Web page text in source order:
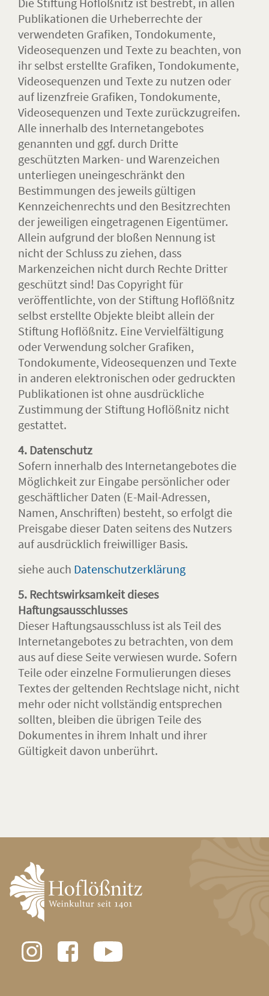
Publikationen die Urheberrechte der
verwendeten Grafiken, Tondokumente,
Videosequenzen und Texte zu beachten, von
ihr selbst erstellte Grafiken, Tondokumente,
Videosequenzen und Texte zu nutzen oder
auf lizenzfreie Grafiken, Tondokumente,
Videosequenzen und Texte zurückzugreifen.
Alle innerhalb des Internetangebotes
genannten und ggf. durch Dritte
geschützten Marken- und Warenzeichen
unterliegen uneingeschränkt den
Bestimmungen des jeweils gültigen
Kennzeichenrechts und den Besitzrechten
der jeweiligen eingetragenen Eigentümer.
Allein aufgrund der bloßen Nennung ist
nicht der Schluss zu ziehen, dass
Markenzeichen nicht durch Rechte Dritter
geschützt sind! Das Copyright für
veröffentlichte, von der Stiftung Hoflößnitz
selbst erstellte Objekte bleibt allein der
Stiftung Hoflößnitz. Eine Vervielfältigung
oder Verwendung solcher Grafiken,
Tondokumente, Videosequenzen und Texte
in anderen elektronischen oder gedruckten
Publikationen ist ohne ausdrückliche
Zustimmung der Stiftung Hoflößnitz nicht
gestattet.
4. Datenschutz
Sofern innerhalb des Internetangebotes die
Möglichkeit zur Eingabe persönlicher oder
geschäftlicher Daten (E-Mail-Adressen,
Namen, Anschriften) besteht, so erfolgt die
Preisgabe dieser Daten seitens des Nutzers
auf ausdrücklich freiwilliger Basis.
siehe auch Datenschutzerklärung
5. Rechtswirksamkeit dieses
Haftungsausschlusses
Dieser Haftungsausschluss ist als Teil des
Internetangebotes zu betrachten, von dem
aus auf diese Seite verwiesen wurde. Sofern
Teile oder einzelne Formulierungen dieses
Textes der geltenden Rechtslage nicht, nicht
mehr oder nicht vollständig entsprechen
sollten, bleiben die übrigen Teile des
Dokumentes in ihrem Inhalt und ihrer
Gültigkeit davon unberührt.